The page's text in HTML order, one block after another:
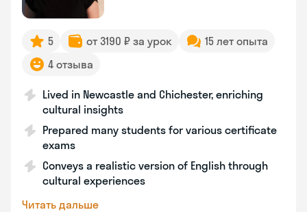
5 от 3190 ₽ за урок
15 лет опыта
4 отзыва
Lived in Newcastle and Chichester, enriching
cultural insights
Prepared many students for various certificate
exams
Conveys a realistic version of English through
cultural experiences
Читать дальше